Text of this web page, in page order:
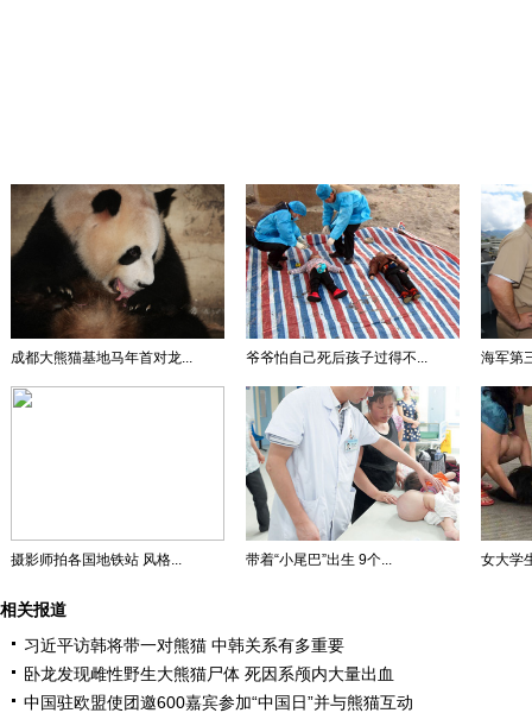
成都大熊猫基地马年首对龙... 爷爷怕自己死后孩子过得不... 海军第
摄影师拍各国地铁站 风格... 带着“小尾巴”出生 9个... 女大学
相关报道
习近平访韩将带一对熊猫 中韩关系有多重要
卧龙发现雌性野生大熊猫尸体 死因系颅内大量出血
中国驻欧盟使团邀600嘉宾参加“中国日”并与熊猫互动